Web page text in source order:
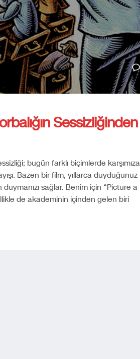
Sessizliğinden
bugün farklı biçimlerde karşımıza
Bazen bir film, yıllarca duyduğunuz
duymanızı sağlar. Benim için “Picture a
de akademinin içinden gelen biri